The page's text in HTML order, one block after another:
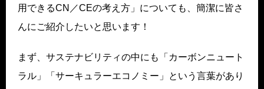
用できるCN／CEの考え方」についても、簡潔に皆さ
んにご紹介したいと思います！
まず、サステナビリティの中にも「カーボンニュート
ラル」「サーキュラーエコノミー」という言葉があり